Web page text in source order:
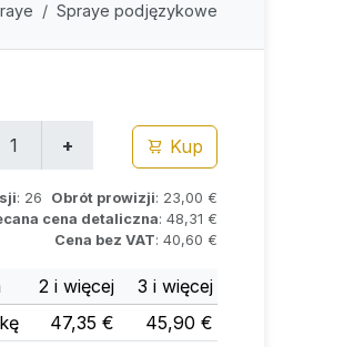
Spraye podjęzykowe
Kup
: 26 Obrót prowizji: 23,00 €
cena detaliczna: 48,31 €
Cena bez VAT: 40,60 €
2 i więcej
3 i więcej
47,35 €
45,90 €